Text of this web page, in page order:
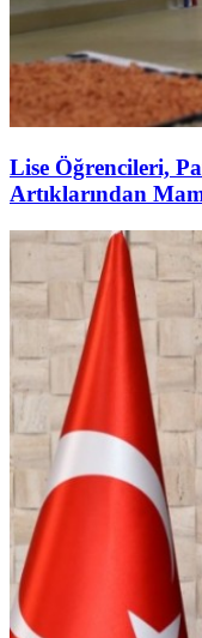
Lise Öğrencileri,
Artıklarından